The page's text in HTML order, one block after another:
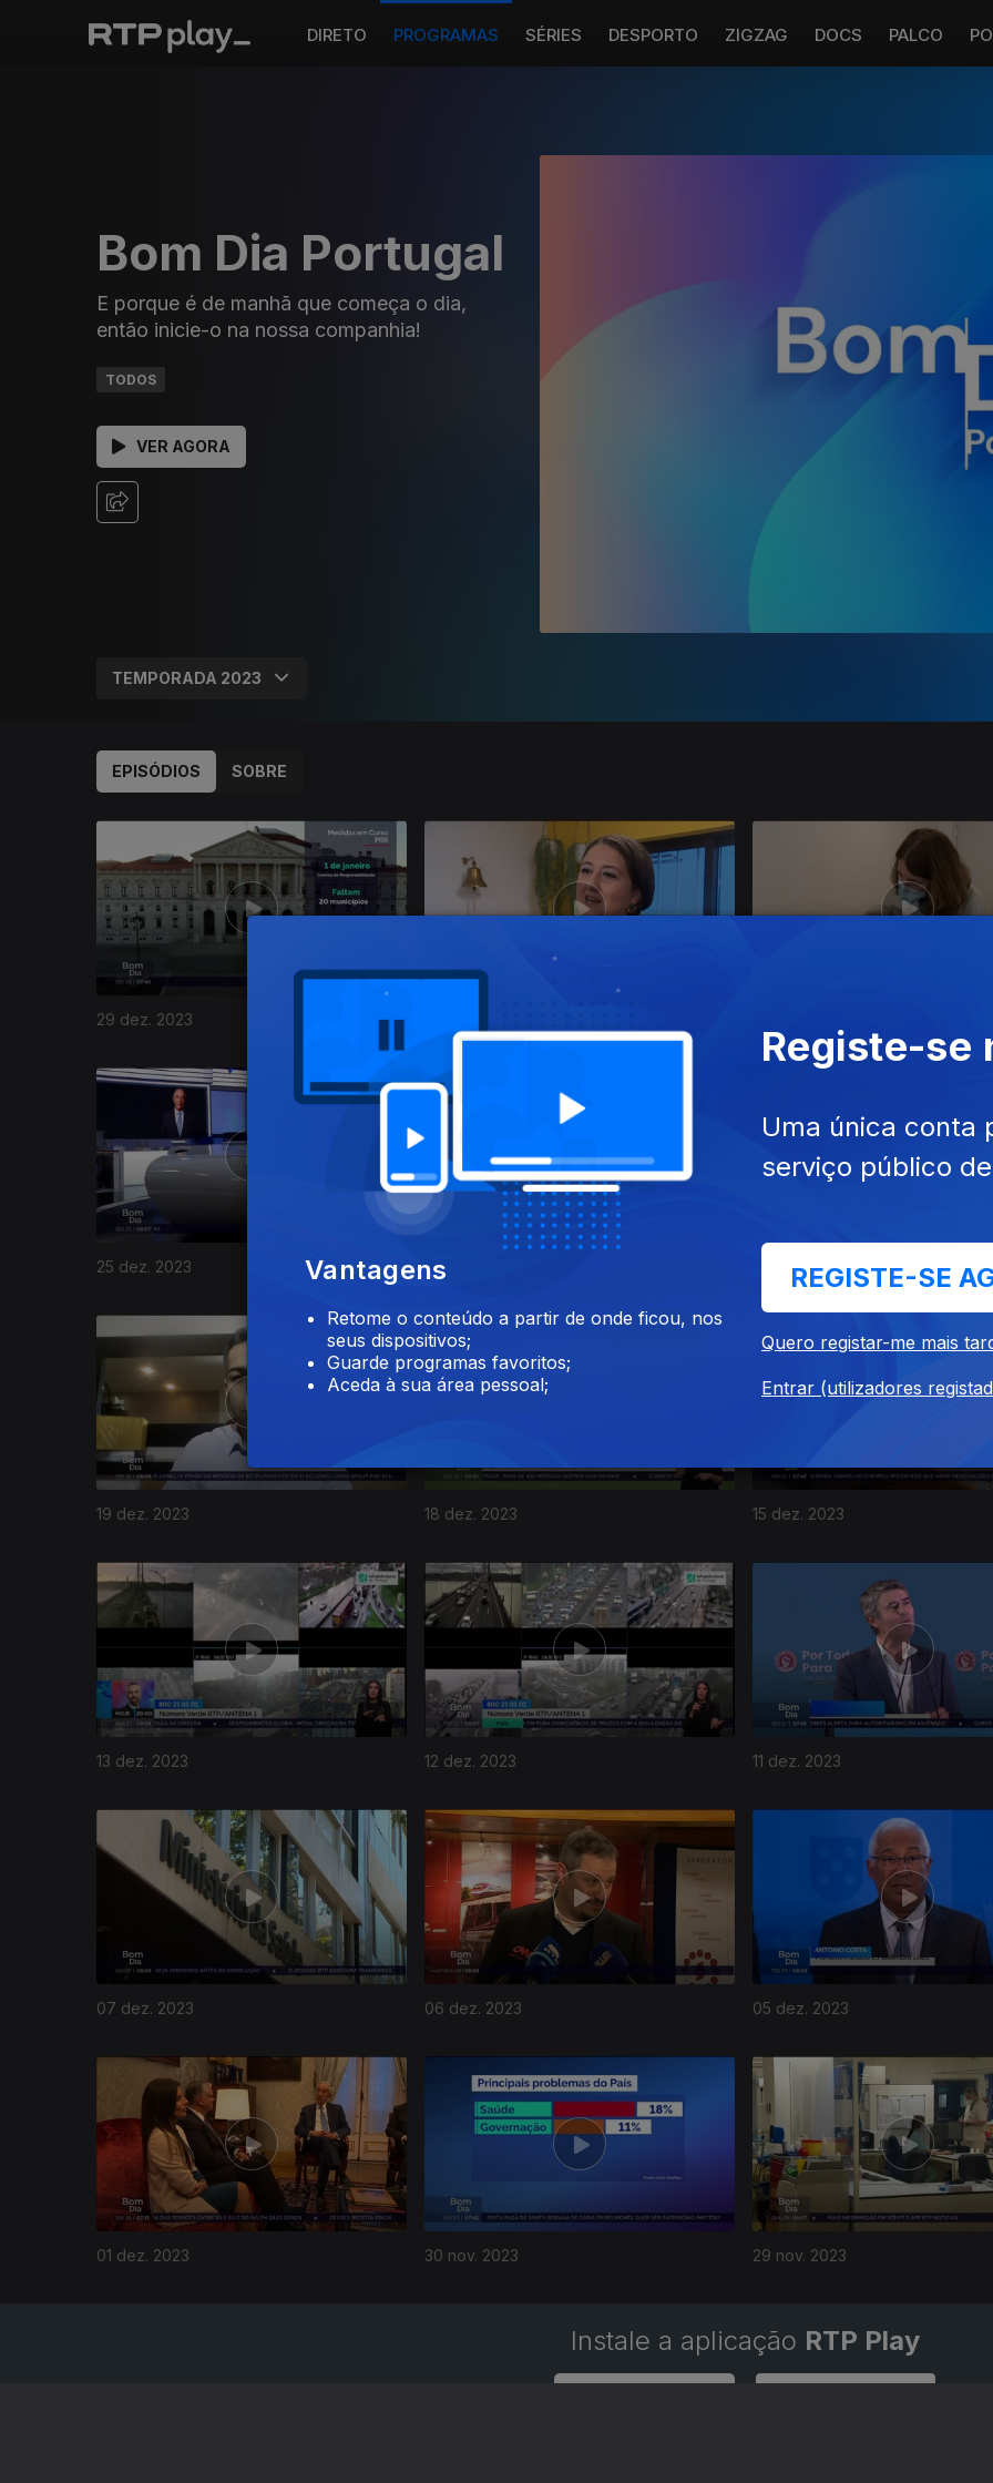
DIRETO PROGRAMAS SÉRIES DESPORTO ZIGZAG DOCS PALCO
Bom Dia Portugal
E porque é de manhã que começa o dia,
então inicie-o na nossa companhia!
TODOS
VER AGORA
EPISÓDIOS SOBRE
29 dez. 2023
25 dez. 2023 22 dez. 2023 21 dez. 2023
19 dez. 2023 18 dez. 2023 15 dez. 2023
13 dez. 2023 12 dez. 2023 11 dez. 2023
07 dez. 2023 06 dez. 2023 05 dez. 2023
01 dez. 2023 30 nov. 2023 29 nov. 2023
731304
Instale a aplicação RTP Play
Vantagens
Retome o conteúdo a partir de onde ficou, nos
seus dispositivos;
Guarde programas favoritos;
Aceda à sua área pessoal;
Registe-se
Uma única conta
serviço público
REGISTE-SE
Quero registar-me mais
Entrar (utilizadores